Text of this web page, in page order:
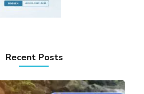
Recent Posts